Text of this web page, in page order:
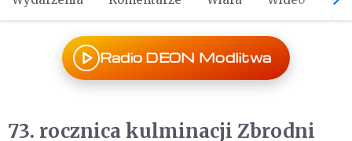
Radio DEON Modlitwa
73. rocznica kulminacji Zbrodni